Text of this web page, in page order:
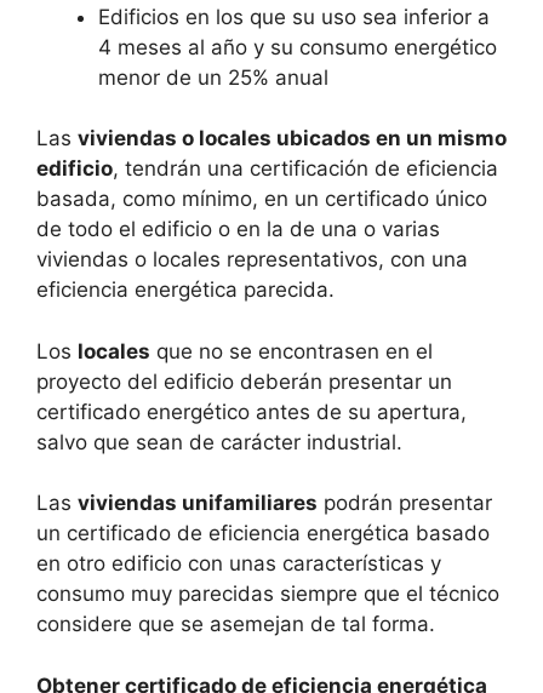
Edificios en los que su uso sea inferior a
4 meses al año y su consumo energético
menor de un 25% anual
Las viviendas o locales ubicados en un mismo
edificio, tendrán una certificación de eficiencia
basada, como mínimo, en un certificado único
de todo el edificio o en la de una o varias
viviendas o locales representativos, con una
eficiencia energética parecida.
Los locales que no se encontrasen en el
proyecto del edificio deberán presentar un
certificado energético antes de su apertura,
salvo que sean de carácter industrial.
Las viviendas unifamiliares podrán presentar
un certificado de eficiencia energética basado
en otro edificio con unas características y
consumo muy parecidas siempre que el técnico
considere que se asemejan de tal forma.
Obtener certificado de eficiencia energética